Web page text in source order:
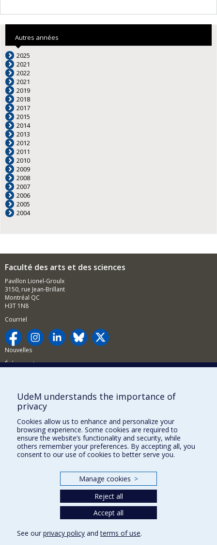
Autres années
2025
2021
2022
2021
2019
2018
2017
2015
2014
2013
2012
2011
2010
2009
2008
2007
2006
2005
2004
Faculté des arts et des sciences
Pavillon Lionel-Groulx
3150, rue Jean-Brillant
Montréal QC
H3T 1N8
Courriel
Nouvelles
Événements
BESOIN D'AIDE?
Plan du site
Signaler une erreur
Accessibilité
FACULTÉ DES ARTS ET DES SCIENCES
Nos départements et écoles
Nos centres d'études
Nos programmes et cours
Privacy
UdeM understands the importance of
privacy
Cookies allow us to enhance and personalize your
browsing experience. Some cookies are required to
ensure the website’s functionality and security, while
others remember your preferences. By accepting all, you
consent to our use of cookies to better serve you.
Manage cookies >
Reject all
Accept all
See our privacy policy andterms of use.